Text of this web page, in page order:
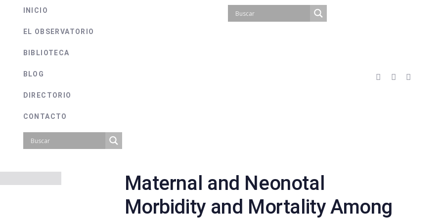
INICIO
EL OBSERVATORIO
BIBLIOTECA
BLOG
DIRECTORIO
CONTACTO
Maternal and Neonotal
Morbidity and Mortality Among